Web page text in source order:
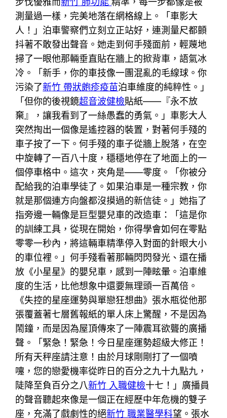
測量過一樣，完美地落在網格線上。「車影大
人！」泊車警察們立刻立正站好，連測量尺都顫
抖著不敢發出聲音。她走到何手殘面前，輕蔑地
掃了一眼他那輛垂直貼在牆上的掀背車，語氣冰
冷。「新手，你的車技像一團混亂的毛線球。你
污染了新竹 帶狀皰疹疫苗泊車維度的純粹性。」
「但你的後視鏡超音波健檢貼紙——『永不放
棄』，讓我看到了一絲愚蠢的勇氣。」車影大人
突然掏出一個像是遙控器的裝置，對著何手殘的
車子按了一下。何手殘的車子從牆上脫落，在空
中旋轉了一百八十度，穩穩地停在了地面上的一
個停車格中。這次，夾角是——零度。「你被分
配給我的泊車學徒了。如果泊車是一種宗教，你
就是那個連方向盤都沒摸過的新信徒。」她指了
指旁邊一輛像是巨型嬰兒車的改造車：「這是你
的訓練工具，從現在開始，你得學會如何在零點
零零一秒內，將這輛車精準停入對面的針眼大小
的車位裡。」何手殘看著那輛閃閃發光、還在播
放《小星星》的嬰兒車，感到一陣眩暈。泊車維
度的生活，比他想象中還要無理頭一百萬倍。
《失控的星座運勢與單戀狂想曲》張水瓶從他那
張覆蓋著七層舊報紙的單人床上驚醒，不是因為
鬧鐘，而是因為屋頂傳來了一陣震耳欲聾的廣播
聲。「緊急！緊急！今日星座運勢超級大修正！
所有天秤座請注意！由於月球剛剛打了一個噴
嚏，您的戀愛機率從昨日的百分之九十九點九，
陡降至負百分之八新竹 入職健檢十七！」廣播員
的聲音聽起來像是一個正在經歷中年危機的雙子
座，充滿了戲劇性的絕新竹 職業醫學科望。張水